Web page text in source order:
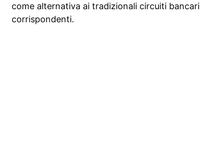
come alternativa ai tradizionali circuiti bancari
corrispondenti.